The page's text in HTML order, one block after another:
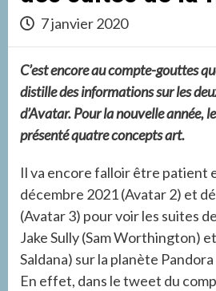
7 janvier 2020
C’est encore au compte-gouttes
distille des informations sur les
d’Avatar. Pour la nouvelle année,
présenté quatre concepts art.
Il va encore falloir être patient
décembre 2021 (Avatar 2) et
(Avatar 3) pour voir les suites
Jake Sully (Sam Worthington)
Saldana) sur la planète
En effet, dans le tweet du